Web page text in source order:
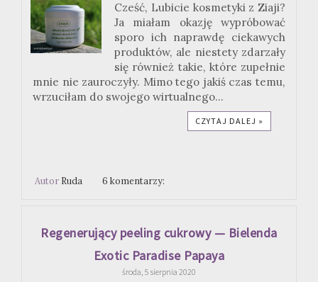
Cześć, Lubicie kosmetyki z Ziaji?
Ja miałam okazję wypróbować
sporo ich naprawdę ciekawych
produktów, ale niestety zdarzały
się również takie, które zupełnie
mnie nie zauroczyły. Mimo tego jakiś czas temu,
wrzuciłam do swojego wirtualnego...
CZYTAJ DALEJ »
Autor Ruda 6 komentarzy:
Regenerujący peeling cukrowy — Bielenda
Exotic Paradise Papaya
środa, 5 sierpnia 2020